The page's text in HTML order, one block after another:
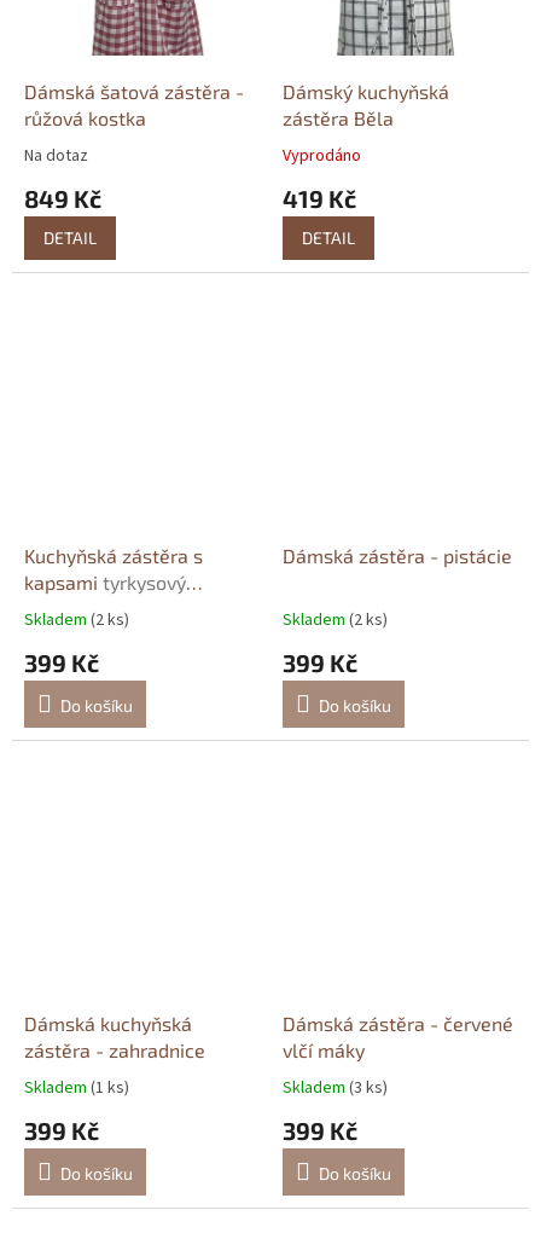
Dámská šatová zástěra -
růžová kostka
Na dotaz
849 Kč
DETAIL
Dámský kuchyňská
zástěra Běla
Vyprodáno
419 Kč
DETAIL
Kuchyňská zástěra s
kapsami tyrkysový
proužek
Skladem (2 ks)
399 Kč
Do košíku
Dámská zástěra - pistácie
Skladem (2 ks)
399 Kč
Do košíku
Dámská kuchyňská
zástěra - zahradnice
Skladem (1 ks)
399 Kč
Do košíku
Dámská zástěra - červené
vlčí máky
Skladem (3 ks)
399 Kč
Do košíku